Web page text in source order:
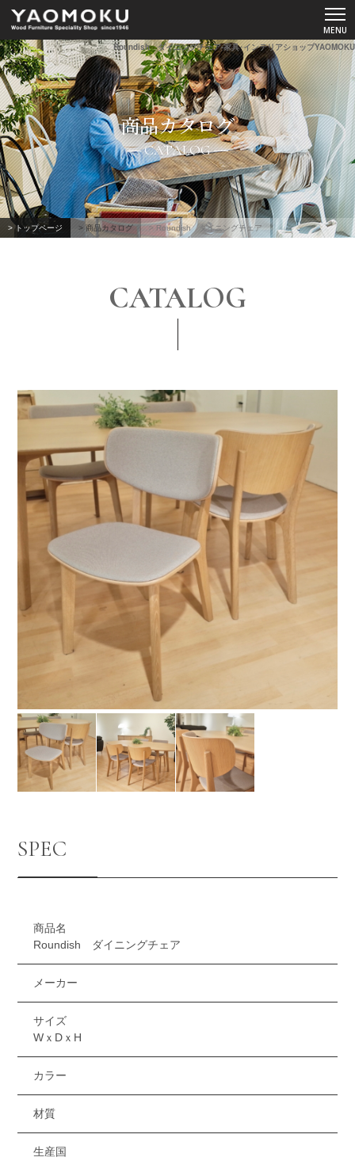
ショールーム
YAOMOKUについて
商品カタログ
スペシャルコンテンツ
Roundish ダイニングチェア-家具･インテリアショップYAOMOKU
商品カタログ
CATALOG
> トップページ > 商品カタログ > Roundish ダイニングチェア
CATALOG
SPEC
商品名
Roundish ダイニングチェア
メーカー
サイズ
WｘDｘH
カラー
材質
生産国